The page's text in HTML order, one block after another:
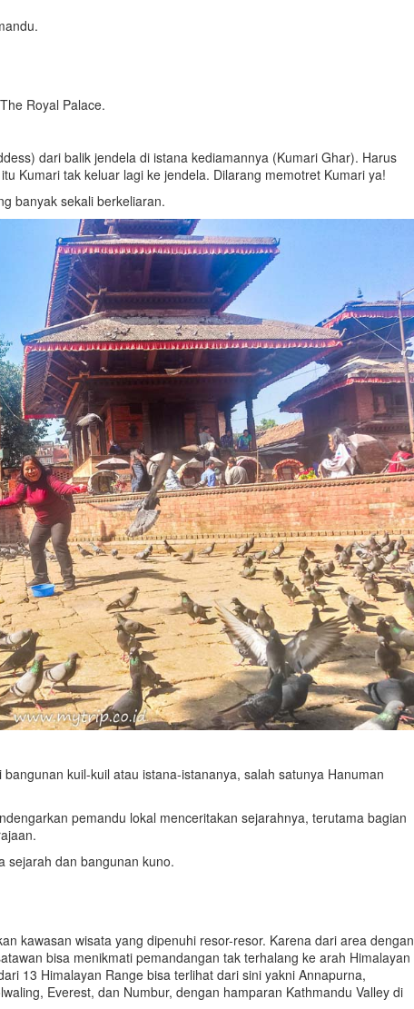
Royal Palace.
dari balik jendela di istana kediamannya (Kumari Ghar). Harus
Kumari tak keluar lagi ke jendela. Dilarang memotret Kumari ya!
banyak sekali berkeliaran.
kuil-kuil atau istana-istananya, salah satunya Hanuman
pemandu lokal menceritakan sejarahnya, terutama bagian
sejarah dan bangunan kuno.
kawasan wisata yang dipenuhi resor-resor. Karena dari area dengan
bisa menikmati pemandangan tak terhalang ke arah Himalayan
13 Himalayan Range bisa terlihat dari sini yakni Annapurna,
Everest, dan Numbur, dengan hamparan Kathmandu Valley di